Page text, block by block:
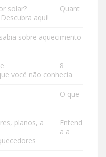
Quant
aqui!
sobre aquecimento
8
você não conhecia
O que
Entend
a a